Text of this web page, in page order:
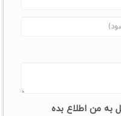
به من اطلاع بده